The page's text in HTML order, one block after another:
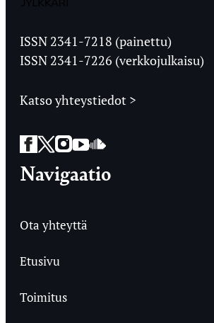
Ylioppilaslehti
ISSN 2341-7218 (painettu)
ISSN 2341-7226 (verkkojulkaisu)
Katso yhteystiedot >
Facebook
Twitter
Instagram
YouTube
SoundCloud
Navigaatio
Ota yhteyttä
Etusivu
Toimitus